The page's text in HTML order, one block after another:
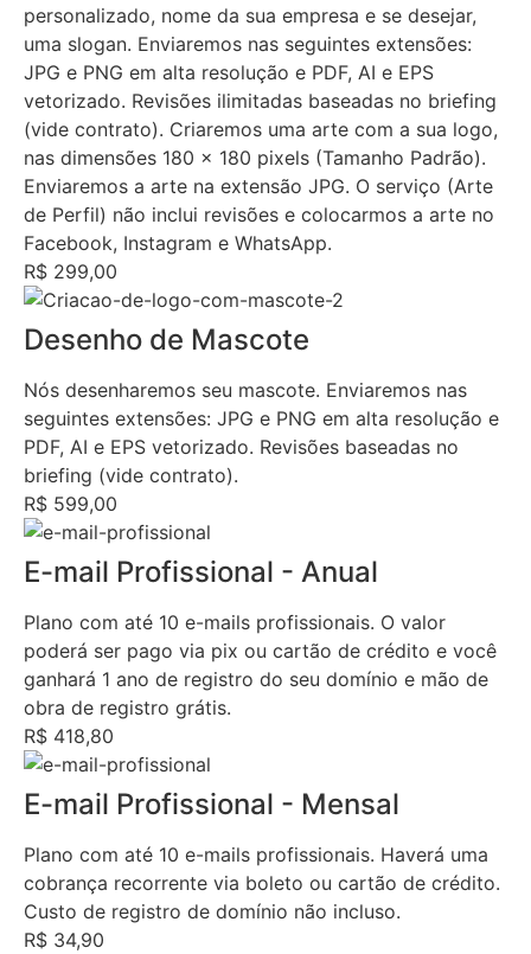
personalizado, nome da sua empresa e se desejar,
uma slogan. Enviaremos nas seguintes extensões:
JPG e PNG em alta resolução e PDF, AI e EPS
vetorizado. Revisões ilimitadas baseadas no briefing
(vide contrato). Criaremos uma arte com a sua logo,
nas dimensões 180 x 180 pixels (Tamanho Padrão).
Enviaremos a arte na extensão JPG. O serviço (Arte
de Perfil) não inclui revisões e colocarmos a arte no
Facebook, Instagram e WhatsApp.
R$ 299,00
Desenho de Mascote
Nós desenharemos seu mascote. Enviaremos nas
seguintes extensões: JPG e PNG em alta resolução e
PDF, AI e EPS vetorizado. Revisões baseadas no
briefing (vide contrato).
R$ 599,00
E-mail Profissional - Anual
Plano com até 10 e-mails profissionais. O valor
poderá ser pago via pix ou cartão de crédito e você
ganhará 1 ano de registro do seu domínio e mão de
obra de registro grátis.
R$ 418,80
E-mail Profissional - Mensal
Plano com até 10 e-mails profissionais. Haverá uma
cobrança recorrente via boleto ou cartão de crédito.
Custo de registro de domínio não incluso.
R$ 34,90